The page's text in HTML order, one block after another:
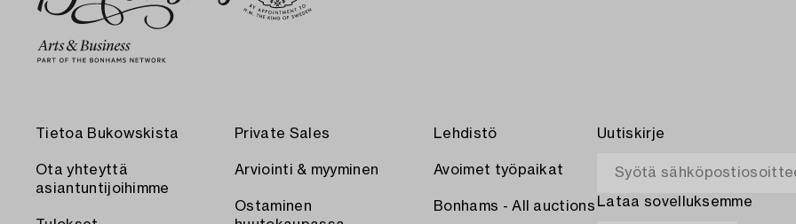
Tietoa Bukowskista
Ota yhteyttä
asiantuntijoihimme
Private Sales
Arviointi & myyminen
Ostaminen
Lehdistö
Avoimet työpaikat
Bonhams - All auctions
Uutiskirje
Lataa sovelluksemme